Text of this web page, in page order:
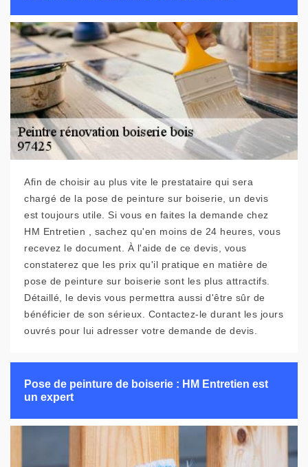
Afin de choisir au plus vite le prestataire qui sera
chargé de la pose de peinture sur boiserie, un devis
est toujours utile. Si vous en faites la demande chez
HM Entretien , sachez qu'en moins de 24 heures, vous
recevez le document. À l'aide de ce devis, vous
constaterez que les prix qu'il pratique en matière de
pose de peinture sur boiserie sont les plus attractifs.
Détaillé, le devis vous permettra aussi d'être sûr de
bénéficier de son sérieux. Contactez-le durant les jours
ouvrés pour lui adresser votre demande de devis.
Pose de peinture de boiserie : HM Entretien est
un expert